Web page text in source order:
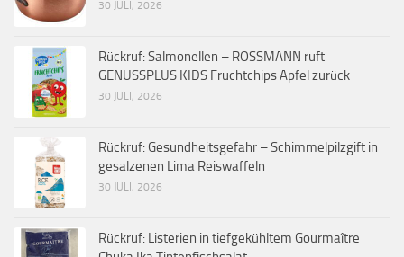
30 JULI, 2026
Rückruf: Salmonellen – ROSSMANN ruft
GENUSSPLUS KIDS Fruchtchips Apfel zurück
30 JULI, 2026
Rückruf: Gesundheitsgefahr – Schimmelpilzgift in
gesalzenen Lima Reiswaffeln
30 JULI, 2026
Rückruf: Listerien in tiefgekühltem Gourmaître